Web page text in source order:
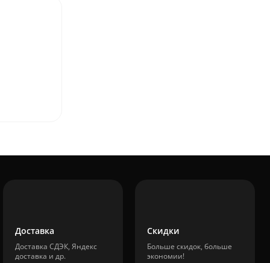
Доставка
Доставка СДЭК, Яндекс
доставка и др.
Скидки
Больше скидок, больше
экономии!